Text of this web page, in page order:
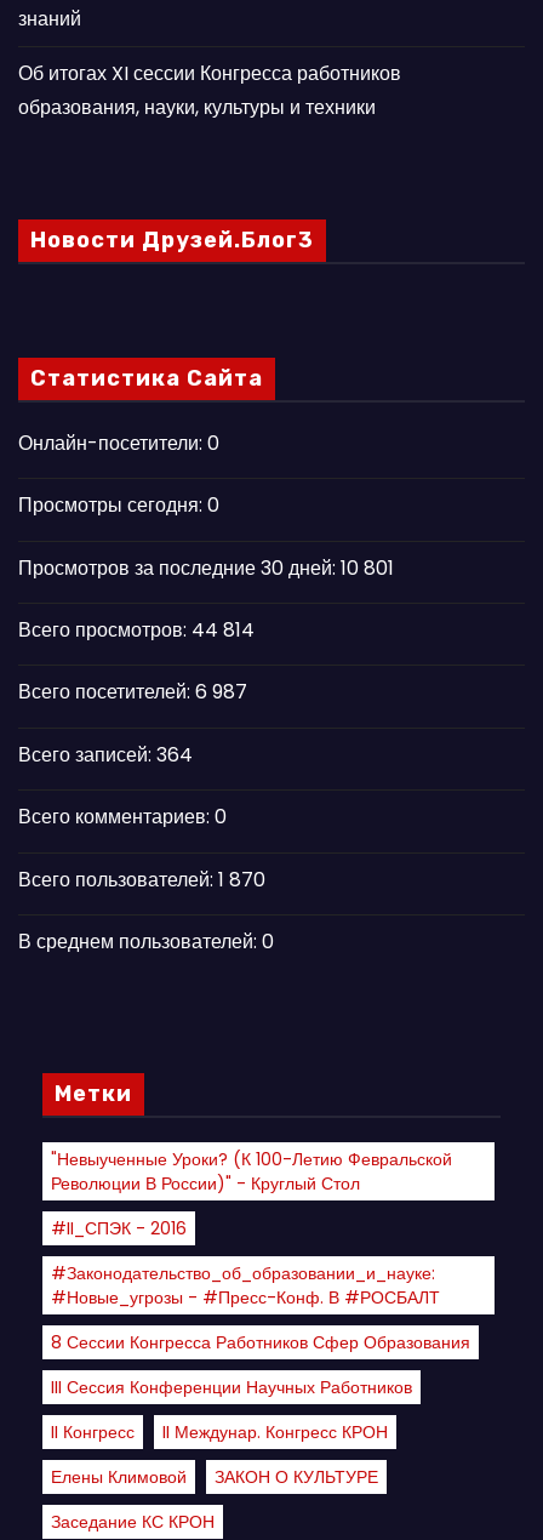
знаний
Об итогах XI сессии Конгресса работников
образования, науки, культуры и техники
Новости Друзей.Блог3
Статистика Сайта
Онлайн-посетители: 0
Просмотры сегодня: 0
Просмотров за последние 30 дней: 10 801
Всего просмотров: 44 814
Всего посетителей: 6 987
Всего записей: 364
Всего комментариев: 0
Всего пользователей: 1 870
В среднем пользователей: 0
Метки
"Невыученные Уроки? (К 100-Летию Февральской
Революции В России)" - Круглый Стол
#II_СПЭК - 2016
#Законодательство_об_образовании_и_науке:
#новые_угрозы - #пресс-Конф. В #РОСБАЛТ
8 Сессии Конгресса Работников Сфер Образования
III Сессия Конференции Научных Работников
II Конгресс
II Междунар. Конгресс КРОН
Елены Климовой
ЗАКОН О КУЛЬТУРЕ
Заседание КС КРОН